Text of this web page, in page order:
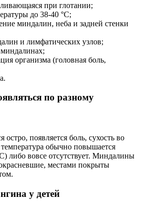
при глотании;
до 38-40 °С;
миндалин, неба и задней стенки
и лимфатических узлов;
организма (головная боль,
по разному
остро, появляется боль, сухость во
обычно повышается
либо вовсе отсутствует. Миндалины
местами покрыты
у детей